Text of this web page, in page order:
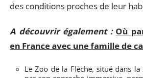
des conditions proches de leur
A découvrir également : Où
en France avec une famille de
Le Zoo de la Flèche, situé dans